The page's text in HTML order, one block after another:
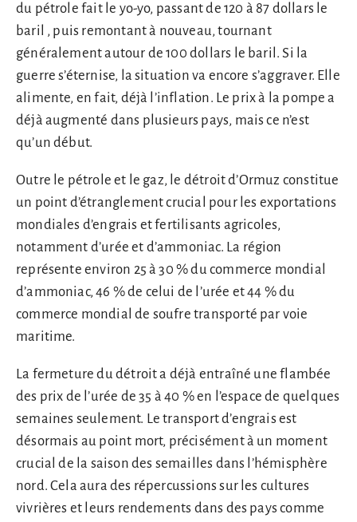
du pétrole fait le yo-yo, passant de 120 à 87 dollars le
baril , puis remontant à nouveau, tournant
généralement autour de 100 dollars le baril. Si la
guerre s’éternise, la situation va encore s’aggraver. Elle
alimente, en fait, déjà l’inflation. Le prix à la pompe a
déjà augmenté dans plusieurs pays, mais ce n’est
qu’un début.
Outre le pétrole et le gaz, le détroit d’Ormuz constitue
un point d’étranglement crucial pour les exportations
mondiales d’engrais et fertilisants agricoles,
notamment d’urée et d’ammoniac. La région
représente environ 25 à 30 % du commerce mondial
d’ammoniac, 46 % de celui de l’urée et 44 % du
commerce mondial de soufre transporté par voie
maritime.
La fermeture du détroit a déjà entraîné une flambée
des prix de l’urée de 35 à 40 % en l’espace de quelques
semaines seulement. Le transport d’engrais est
désormais au point mort, précisément à un moment
crucial de la saison des semailles dans l’hémisphère
nord. Cela aura des répercussions sur les cultures
vivrières et leurs rendements dans des pays comme